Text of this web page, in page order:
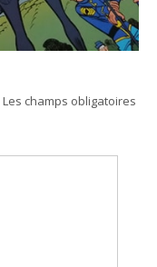
Les champs obligatoires